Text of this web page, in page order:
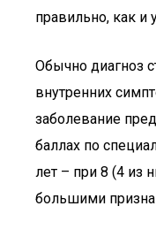
правильно, как и
Обычно диагноз
внутренних
заболевание
баллах по
лет – при 8 (4 из
большими